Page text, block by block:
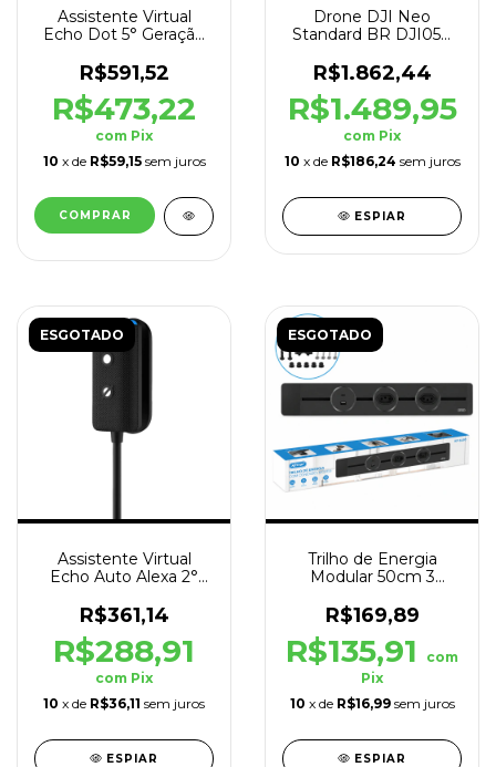
Assistente Virtual
Echo Dot 5° Geração
R$591,52
R$473,22
com Pix
10 x de R$59,15 sem juros
Drone DJI Neo
Standard BR DJI050
R$1.862,44
R$1.489,95
com Pix
10 x de R$186,24 sem juros
ESPIAR
ESGOTADO
Assistente Virtual
Echo Auto Alexa 2°
Preto
R$361,14
R$288,91
com Pix
10 x de R$36,11 sem juros
ESPIAR
ESGOTADO
Trilho de Energia
Modular 50cm 3
USB C
R$169,89
R$135,91
com
Pix
10 x de R$16,99 sem juros
ESPIAR